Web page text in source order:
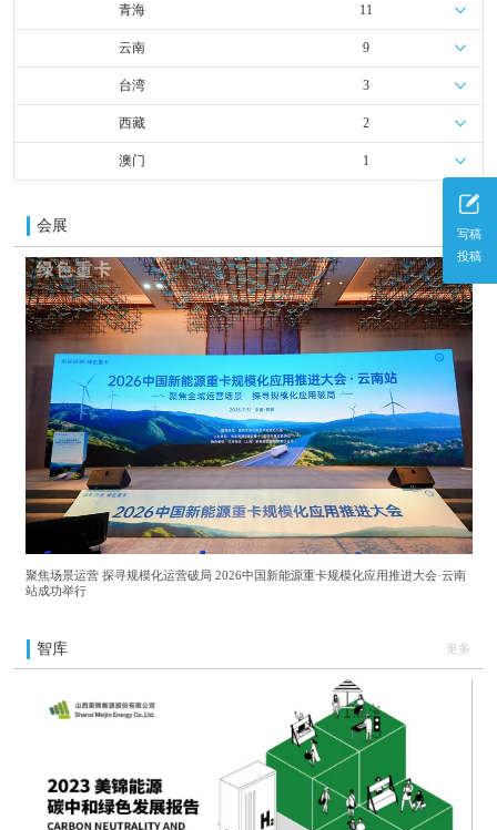
写稿
投稿
青海 11
云南 9
台湾 3
西藏 2
澳门 1
会展 更多
聚焦场景运营 探寻规模化运营破局 2026中国新能源重卡规模化应用推进大会·云南
站成功举行
智库 更多